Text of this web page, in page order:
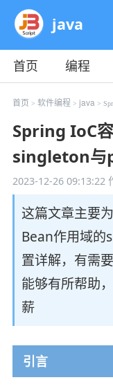
java
首页 编程
教程
平面
首页 > 软件编程 > java>
Spring IoC
singleton与
2023-12-26 09:13:22
这篇文章主要
Bean作用域
置详解，有需
能够有所帮助
薪
引言